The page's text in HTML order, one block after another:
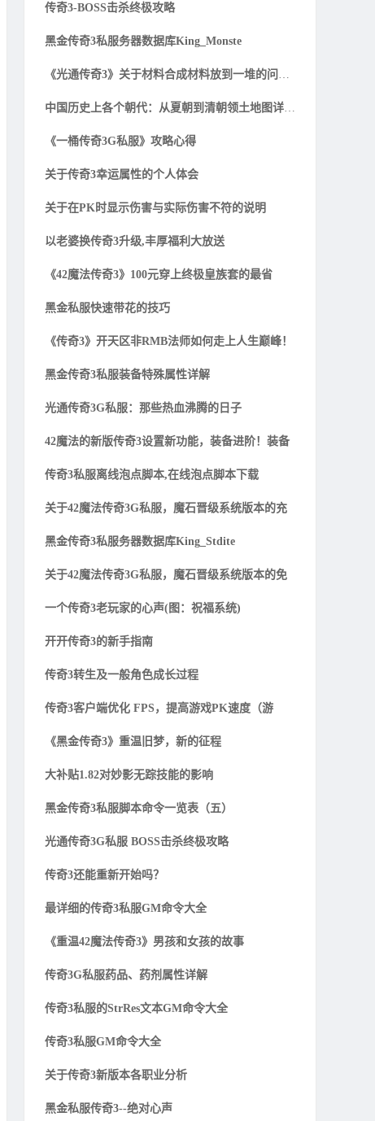
传奇3-BOSS击杀终极攻略
黑金传奇3私服务器数据库King_Monste
《光通传奇3》关于材料合成材料放到一堆的问题解
中国历史上各个朝代：从夏朝到清朝领土地图详细一
《一桶传奇3G私服》攻略心得
关于传奇3幸运属性的个人体会
关于在PK时显示伤害与实际伤害不符的说明
以老婆换传奇3升级,丰厚福利大放送
《42魔法传奇3》100元穿上终极皇族套的最省
黑金私服快速带花的技巧
《传奇3》开天区非RMB法师如何走上人生巅峰！
黑金传奇3私服装备特殊属性详解
光通传奇3G私服：那些热血沸腾的日子
42魔法的新版传奇3设置新功能，装备进阶！装备
传奇3私服离线泡点脚本,在线泡点脚本下载
关于42魔法传奇3G私服，魔石晋级系统版本的充
黑金传奇3私服务器数据库King_Stdite
关于42魔法传奇3G私服，魔石晋级系统版本的免
一个传奇3老玩家的心声(图：祝福系统)
开开传奇3的新手指南
传奇3转生及一般角色成长过程
传奇3客户端优化 FPS，提高游戏PK速度（游
《黑金传奇3》重温旧梦，新的征程
大补贴1.82对妙影无踪技能的影响
黑金传奇3私服脚本命令一览表（五）
光通传奇3G私服 BOSS击杀终极攻略
传奇3还能重新开始吗？
最详细的传奇3私服GM命令大全
《重温42魔法传奇3》男孩和女孩的故事
传奇3G私服药品、药剂属性详解
传奇3私服的StrRes文本GM命令大全
传奇3私服GM命令大全
关于传奇3新版本各职业分析
黑金私服传奇3--绝对心声